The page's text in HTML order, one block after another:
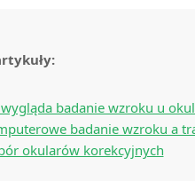
wygląda badanie wzroku u
badanie wzroku a
okularów korekcyjnych